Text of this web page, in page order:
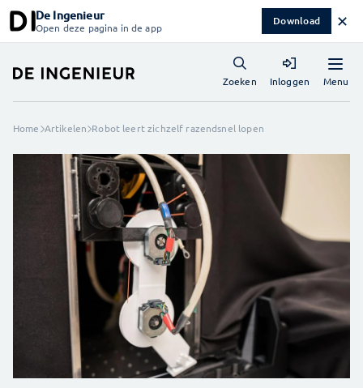
De Ingenieur
Open deze pagina in de app Download ✕
Menu
Zoeken Inloggen
Home Artikelen Robot leert zichzelf razendsnel lopen